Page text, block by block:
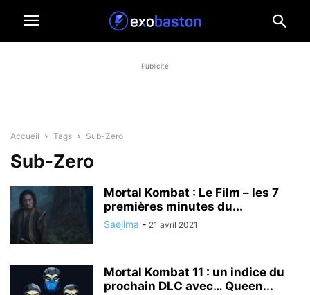
Publicité
Accueil Tags Sub-Zero
Sub-Zero
Mortal Kombat : Le Film – les 7
premières minutes du...
Saejima - 21 avril 2021
Mortal Kombat 11 : un indice du
prochain DLC avec… Queen...